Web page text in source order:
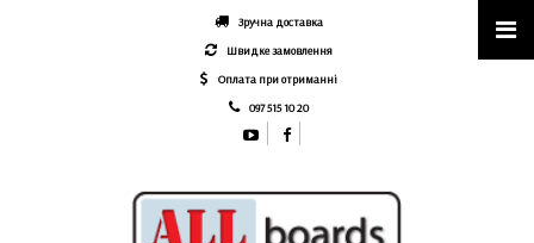
Зручна доставка
Швидке замовлення
Оплата при отриманні
097 515 10 20